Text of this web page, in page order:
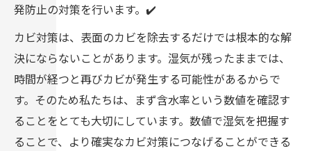
発防止の対策を行います。✔️
カビ対策は、表面のカビを除去するだけでは根本的な解
決にならないことがあります。湿気が残ったままでは、
時間が経つと再びカビが発生する可能性があるからで
す。そのため私たちは、まず含水率という数値を確認す
ることをとても大切にしています。数値で湿気を把握す
ることで、より確実なカビ対策につなげることができる